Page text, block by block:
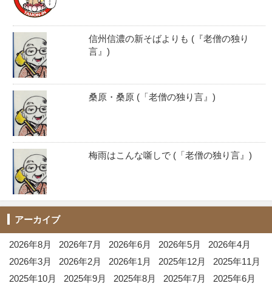
信州信濃の新そばよりも (『老僧の独り
言』)
桑原・桑原 (「老僧の独り言』)
梅雨はこんな噺しで (「老僧の独り言』)
アーカイブ
2026年8月 2026年7月 2026年6月 2026年5月
2026年4月
2026年3月
2026年2月 2026年1月 2025年12月
2025年11月
2025年10月
2025年9月 2025年8月 2025年7月
2025年6月